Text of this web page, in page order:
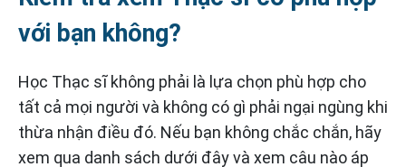
với bạn không?
Học Thạc sĩ không phải là lựa chọn phù hợp cho
tất cả mọi người và không có gì phải ngại ngùng khi
thừa nhận điều đó. Nếu bạn không chắc chắn, hãy
xem qua danh sách dưới đây và xem câu nào áp